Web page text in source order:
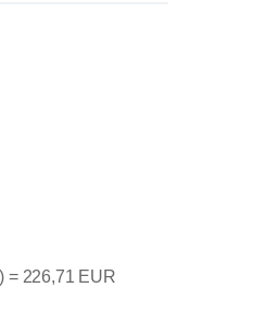
= 226,71 EUR